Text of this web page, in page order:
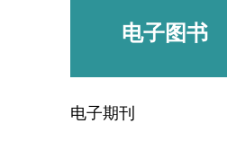
电子图书
电子期刊